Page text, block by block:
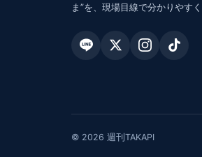
ま”を、現場目線で分かりやす
© 2026 週刊TAKAPI